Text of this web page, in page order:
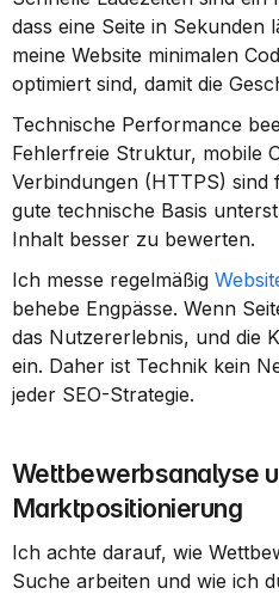
dass eine Seite in Sekunden
meine Website minimalen
optimiert sind, damit die
Technische Performance
Fehlerfreie Struktur, mobile
Verbindungen (HTTPS) sind
gute technische Basis
Inhalt besser zu bewerten.
Ich messe regelmäßig
behebe Engpässe. Wenn
das Nutzererlebnis, und die
ein. Daher ist Technik kein
jeder SEO-Strategie.
Wettbewerbsanalyse
Marktpositionierung
Ich achte darauf, wie
Suche arbeiten und wie ich